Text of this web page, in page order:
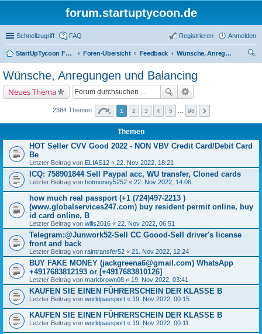
forum.startuptycoon.de
Schnellzugriff FAQ Anmelden
Registrieren
StartUpTycoon Forum Foren-Übersicht Feedback
Wünsche, Anregungen und Balancing
Wünsche, Anregungen und Balancing
Neues Thema
2384 Themen 1 2 3 4 5 96
Themen
HOT Seller CVV Good 2022 - NON VBV Credit Card/Debit Card
Be
Letzter Beitrag von ELIAS12 « 22. Nov 2022, 18:21
ICQ: 758901844 Sell Paypal acc, WU transfer, Cloned cards
Letzter Beitrag von hotmoney5252 « 22. Nov 2022, 14:06
how much real passport (+1 (724)497-2213 )
(www.globalservices247.com) buy resident permit online, buy
id card online, B
Letzter Beitrag von wills2016 « 22. Nov 2022, 06:51
Telegram:@Junwork52-Sell CC Goood-Sell driver's license
front and back
Letzter Beitrag von raintransfer52 « 21. Nov 2022, 12:24
BUY FAKE MONEY (jackgreena6@gmail.com) WhatsApp
+4917683812193 or [+4917683810126]
Letzter Beitrag von markbrown08 « 19. Nov 2022, 03:41
KAUFEN SIE EINEN FÜHRERSCHEIN DER KLASSE B
Letzter Beitrag von worldpassport « 19. Nov 2022, 00:15
KAUFEN SIE EINEN FÜHRERSCHEIN DER KLASSE B
Letzter Beitrag von worldpassport « 19. Nov 2022, 00:11